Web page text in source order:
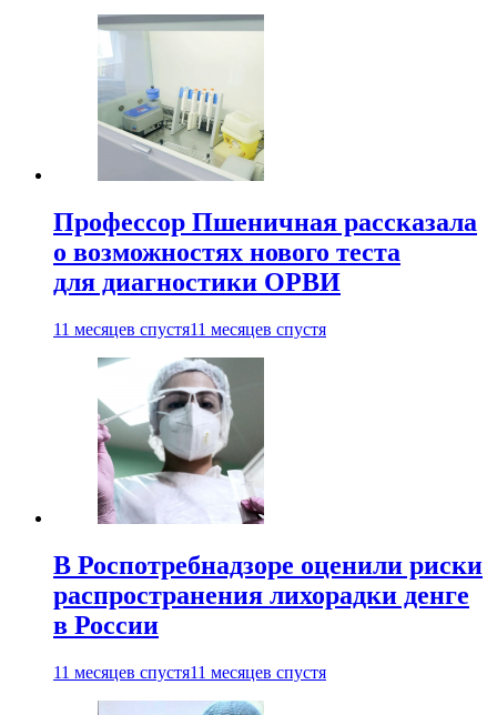
Профессор Пшеничная рассказала
о возможностях нового теста
для диагностики ОРВИ
11 месяцев спустя11 месяцев спустя
В Роспотребнадзоре оценили риски
распространения лихорадки денге
в России
11 месяцев спустя11 месяцев спустя